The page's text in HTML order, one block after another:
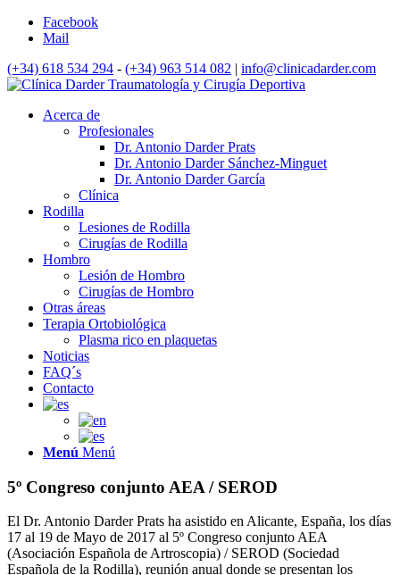
Facebook
Mail
(+34) 618 534 294 - (+34) 963 514 082 | info@clinicadarder.com
Acerca de
Profesionales
Dr. Antonio Darder Prats
Dr. Antonio Darder Sánchez-Minguet
Dr. Antonio Darder García
Clínica
Rodilla
Lesiones de Rodilla
Cirugías de Rodilla
Hombro
Lesión de Hombro
Cirugías de Hombro
Otras áreas
Terapia Ortobiológica
Plasma rico en plaquetas
Noticias
FAQ´s
Contacto
Menú Menú
5º Congreso conjunto AEA / SEROD
El Dr. Antonio Darder Prats ha asistido en Alicante, España, los días
17 al 19 de Mayo de 2017 al 5º Congreso conjunto AEA
(Asociación Española de Artroscopia) / SEROD (Sociedad
Española de la Rodilla), reunión anual donde se presentan los